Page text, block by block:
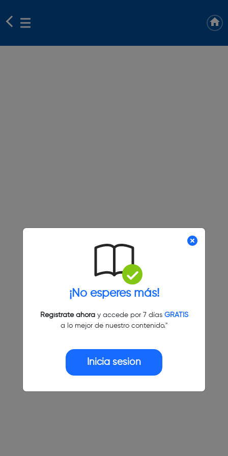
¡No esperes más!
Regístrate ahoray accede por 7 días GRATIS
a lo mejor de nuestro contenido."
Inicia sesión